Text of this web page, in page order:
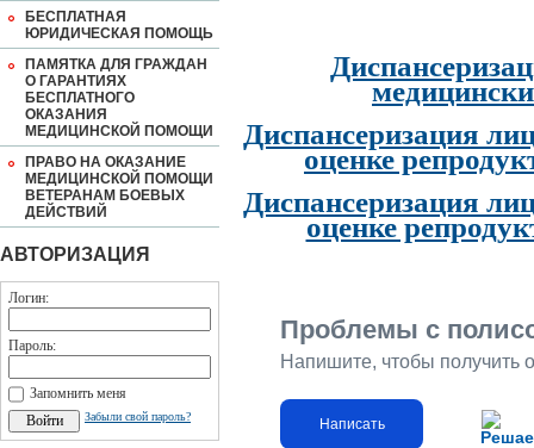
БЕСПЛАТНАЯ
ЮРИДИЧЕСКАЯ ПОМОЩЬ
ПАМЯТКА ДЛЯ ГРАЖДАН
О ГАРАНТИЯХ
БЕСПЛАТНОГО
ОКАЗАНИЯ
МЕДИЦИНСКОЙ ПОМОЩИ
ПРАВО НА ОКАЗАНИЕ
МЕДИЦИНСКОЙ ПОМОЩИ
ВЕТЕРАНАМ БОЕВЫХ
ДЕЙСТВИЙ
АВТОРИЗАЦИЯ
Логин:
Пароль:
Запомнить меня
Забыли свой пароль?
Диспансеризация
оценке
Диспансеризация
оценке
Проблемы с
Напишите, чтобы получить
Написать